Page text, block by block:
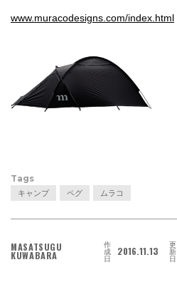
www.muracodesigns.com/index.html
Tags
キャンプ ペグ ムラコ
MASATSUGU
KUWABARA
作
成
日
2016.11.13 更
新
日